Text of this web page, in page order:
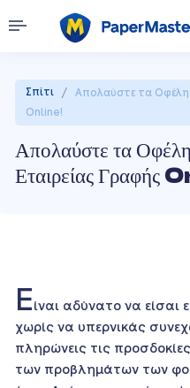
Σπίτι /
Απολαύστε τα Οφέλη
Online!
Απολαύστε τα
Εταιρείας Γραφής
Ε ίναι αδύνατο να είσαι
χωρίς να υπερνικάς
πληρώνεις τις
των προβλημάτων των